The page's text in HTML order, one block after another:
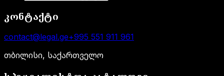
კონტაქტი
contact@legal.ge+995 551 911 961
თბილისი, საქართველო